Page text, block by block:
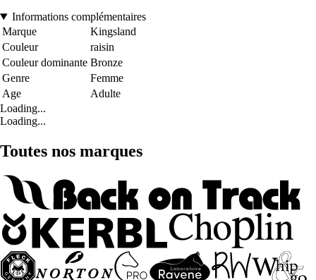
Informations complémentaires
Marque
Kingsland
Couleur
raisin
Couleur dominante Bronze
Genre
Femme
Age
Adulte
Loading...
Loading...
Toutes nos marques